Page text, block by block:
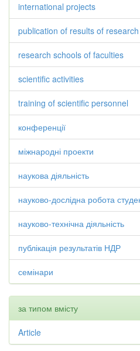
international projects
publication of results of research
research schools of faculties
scientific activities
training of scientific personnel
конференції
міжнародні проекти
наукова діяльність
науково-дослідна робота
науково-технічна діяльність
публікація результатів НДР
семінари
за типом вмісту
Article